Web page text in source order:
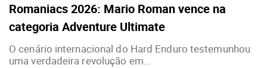
Romaniacs 2026: Mario Roman vence na
categoria Adventure Ultimate
O cenário internacional do Hard Enduro testemunhou
uma verdadeira revolução em...